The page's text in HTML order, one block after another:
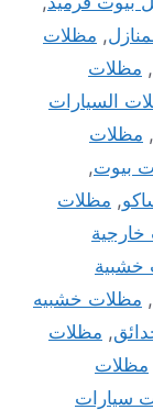
, مظلات
, مظلات
السيارات
, مظلات
بيوت,
, مظلات
خشبية
, مظلات خشبيه
, مظلات
مظلات
سيارات